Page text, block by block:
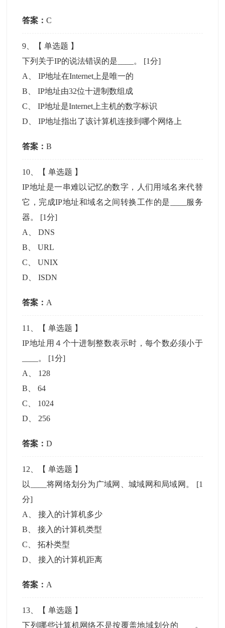
答案：C
9 、【单选题 】
下列关于IP的说法错误的是____。 [1分]
A
、IP地址在Internet上是唯一的
B 、IP地址由32位十进制数组成
C 、IP地址是Internet上主机的数字标识
D 、IP地址指出了该计算机连接到哪个网络上
答案：B
10 、【单选题 】
IP地址是一串难以记忆的数字，人们用域名来代替
它，完成IP地址和域名之间转换工作的是____服务
器。 [1分]
A
、DNS
B 、URL
C 、UNIX
D 、ISDN
答案： A
11 、【单选题 】
IP地址用４个十进制整数表示时，每个数必须小于
____。 [1分]
A
128
B 、64
C
1024
D
256
答案：D
12 、【单选题 】
以____将网络划分为广域网、城域网和局域网。 [1
分]
A
、接入的计算机多少
B 、接入的计算机类型
C 、拓朴类型
D 、接入的计算机距离
答案： A
13 、【单选题 】
下列哪些计算机网络不是按覆盖地域划分的____。